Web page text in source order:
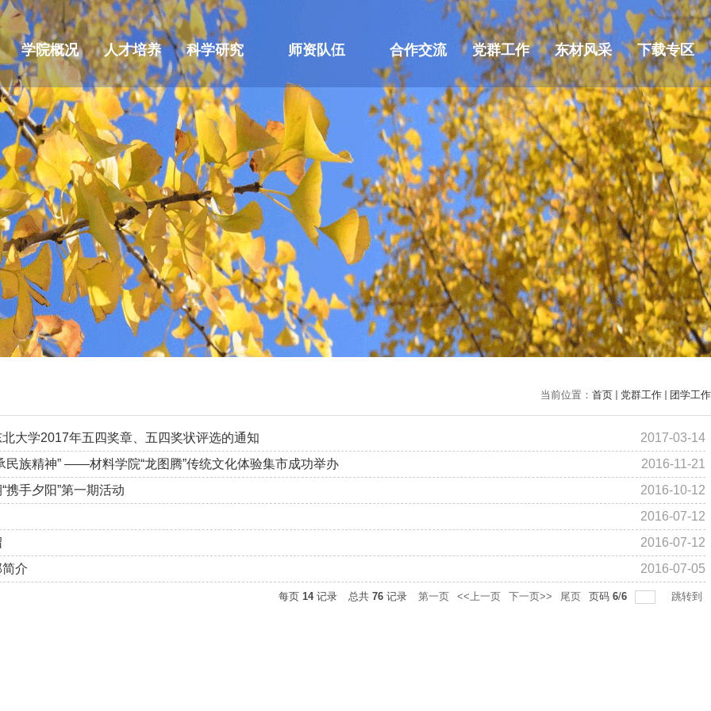
学院概况 人才培养 科学研究 师资队伍 合作交流 党群工作 东材风采 下载专区
当前位置： 首页 党群工作 团学工作
大学2017年五四奖章、五四奖状评选的通知
2017-03-14
民族精神” ――材料学院“龙图腾”传统文化体验集市成功举办
2016-11-21
携手夕阳”第一期活动
2016-10-12
2016-07-12
2016-07-12
介
2016-07-05
每页 14记录 总共 76 记录 第一页 <<上一页 下一页>> 尾页 页码 6/6 跳转到